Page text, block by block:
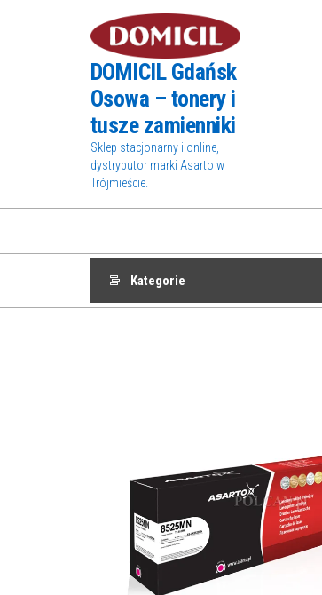
DOMICIL Gdańsk
Osowa – tonery i
tusze zamienniki
Sklep stacjonarny i online,
dystrybutor marki Asarto w
Trójmieście.
Kategorie